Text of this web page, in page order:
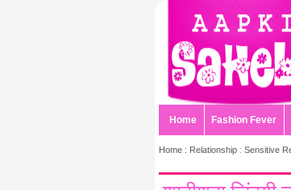
Home Fashion Fever
Home : Relationship : Sensitive